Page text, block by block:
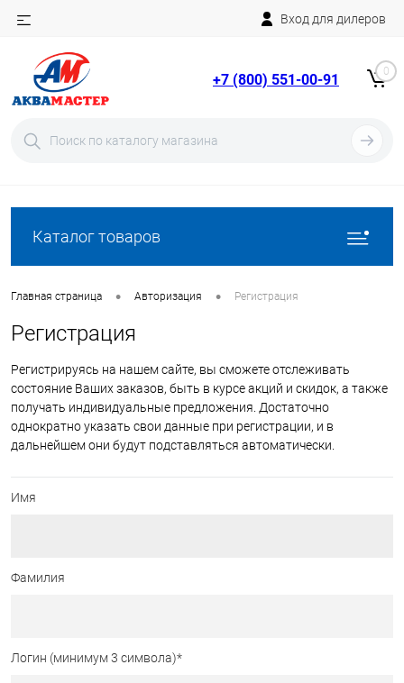
Вход для дилеров
+7 (800) 551-00-91 0
Каталог товаров
Главная страница • Авторизация • Регистрация
Регистрация
Регистрируясь на нашем сайте, вы сможете отслеживать
состояние Ваших заказов, быть в курсе акций и скидок, а также
получать индивидуальные предложения. Достаточно
однократно указать свои данные при регистрации, и в
дальнейшем они будут подставляться автоматически.
Имя
Фамилия
Логин (минимум 3 символа)*